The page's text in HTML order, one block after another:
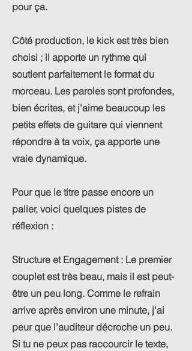
pour ça.
Côté production, le kick est très bien
choisi ; il apporte un rythme qui
soutient parfaitement le format du
morceau. Les paroles sont profondes,
bien écrites, et j'aime beaucoup les
petits effets de guitare qui viennent
répondre à ta voix, ça apporte une
vraie dynamique.
Pour que le titre passe encore un
palier, voici quelques pistes de
réflexion :
Structure et Engagement : Le premier
couplet est très beau, mais il est peut-
être un peu long. Comme le refrain
arrive après environ une minute, j'ai
peur que l'auditeur décroche un peu.
Si tu ne peux pas raccourcir le texte,